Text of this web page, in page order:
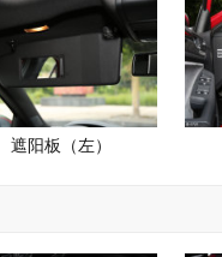
遮阳板（左）